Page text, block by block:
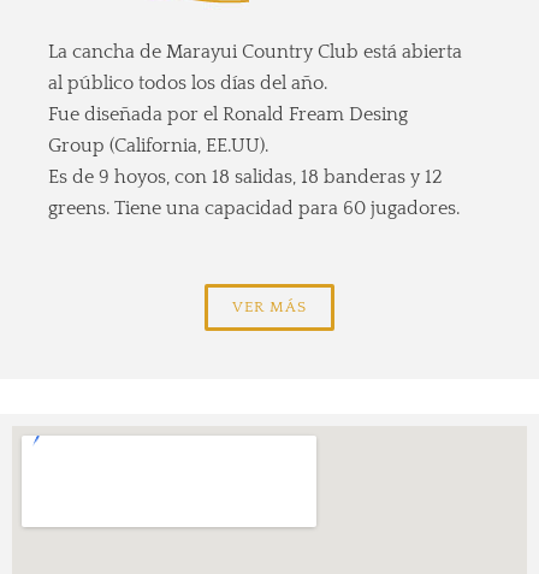
La cancha de Marayui Country Club está abierta
al público todos los días del año.
Fue diseñada por el Ronald Fream Desing
Group (California, EE.UU).
Es de 9 hoyos, con 18 salidas, 18 banderas y 12
greens. Tiene una capacidad para 60 jugadores.
VER MÁS